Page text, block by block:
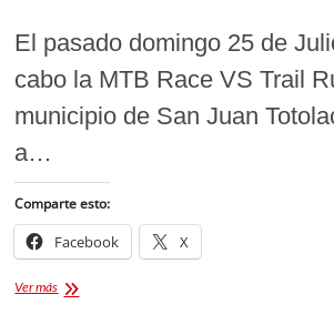
El pasado domingo 25 de
cabo la MTB Race VS Trail
municipio de San Juan
a…
Comparte esto:
Facebook X
Ver másResultados